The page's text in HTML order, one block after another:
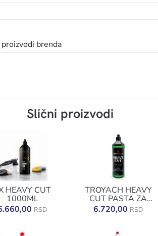
proizvodi brenda
Slični proizvodi
HEAVY CUT
1000ML
RSD
TROYACH HEAVY
CUT PASTA ZA
GRUBO POLIRANJE
1000 ML
6.720,00 RSD